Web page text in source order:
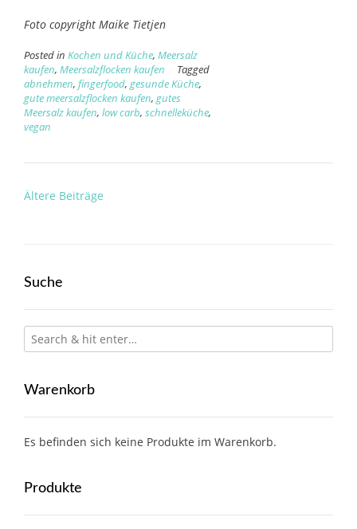
Foto copyright Maike Tietjen
Posted in Kochen und Küche, Meersalz
kaufen, Meersalzflocken kaufen
Tagged
abnehmen, fingerfood, gesunde Küche,
gute meersalzflocken kaufen, gutes
Meersalz kaufen, low carb, schnelleküche,
vegan
Beitragsnavigation
Ältere Beiträge
Suche
Warenkorb
Es befinden sich keine Produkte im Warenkorb.
Produkte